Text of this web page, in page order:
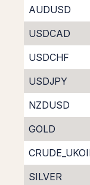
AUDUSD
USDCAD
USDCHF
USDJPY
NZDUSD
GOLD
SILVER